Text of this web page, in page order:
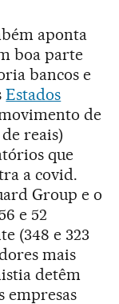
aponta
boa parte
bancos e
Estados
de
reais)
que
a covid.
Group e o
e 52
(348 e 323
mais
detêm
empresas